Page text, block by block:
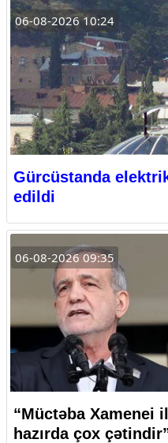
06-08-2026 10:24
Gürcüstanda
edildi
06-08-2026 09:35
“Müctəba Xamenei
hazırda çox